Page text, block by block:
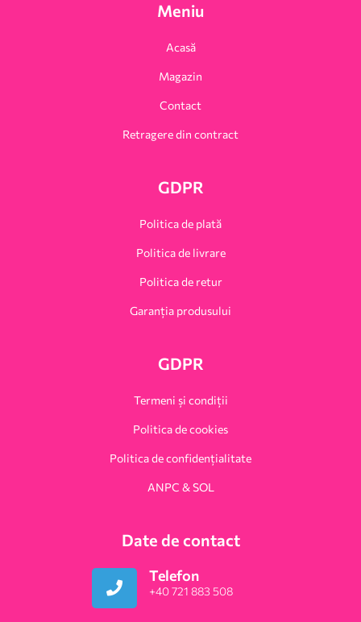
Meniu
Acasă
Magazin
Contact
Retragere din contract
GDPR
Politica de plată
Politica de livrare
Politica de retur
Garanția produsului
GDPR
Termeni și condiții
Politica de cookies
Politica de confidențialitate
ANPC & SOL
Date de contact
Telefon
+40 721 883 508